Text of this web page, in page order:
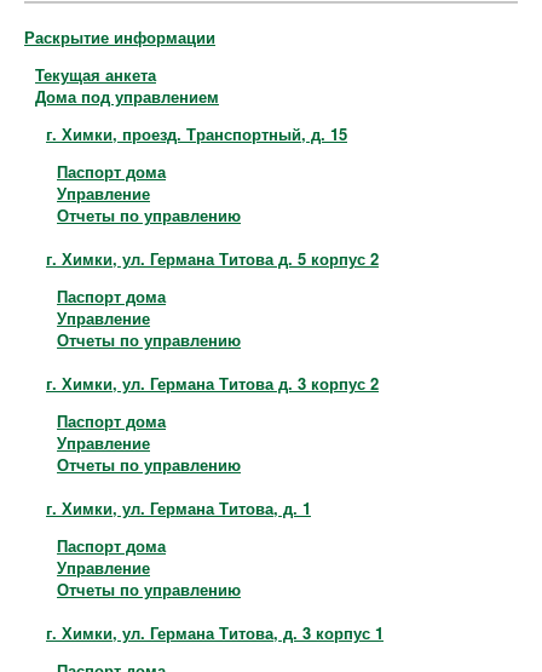
Вопрос-Ответ
Раскрытие информации
Текущая анкета
Дома под управлением
г. Химки, проезд. Транспортный, д. 15
Паспорт дома
Управление
Отчеты по управлению
г. Химки, ул. Германа Титова д. 5 корпус 2
Паспорт дома
Управление
Отчеты по управлению
г. Химки, ул. Германа Титова д. 3 корпус 2
Паспорт дома
Управление
Отчеты по управлению
г. Химки, ул. Германа Титова, д. 1
Паспорт дома
Управление
Отчеты по управлению
г. Химки, ул. Германа Титова, д. 3 корпус 1